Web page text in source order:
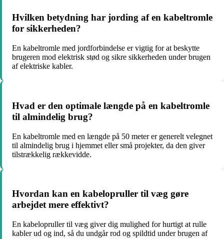
Hvilken betydning har jording af en kabeltromle
for sikkerheden?
En kabeltromle med jordforbindelse er vigtig for at beskytte
brugeren mod elektrisk stød og sikre sikkerheden under brugen
af elektriske kabler.
Hvad er den optimale længde på en kabeltromle
til almindelig brug?
En kabeltromle med en længde på 50 meter er generelt velegnet
til almindelig brug i hjemmet eller små projekter, da den giver
tilstrækkelig rækkevidde.
Hvordan kan en kabelopruller til væg gøre
arbejdet mere effektivt?
En kabelopruller til væg giver dig mulighed for hurtigt at rulle
kabler ud og ind, så du undgår rod og spildtid under brugen af